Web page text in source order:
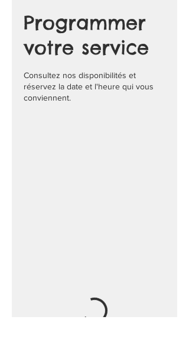
Programmer
votre service
Consultez nos disponibilités et
réservez la date et l'heure qui vous
conviennent.